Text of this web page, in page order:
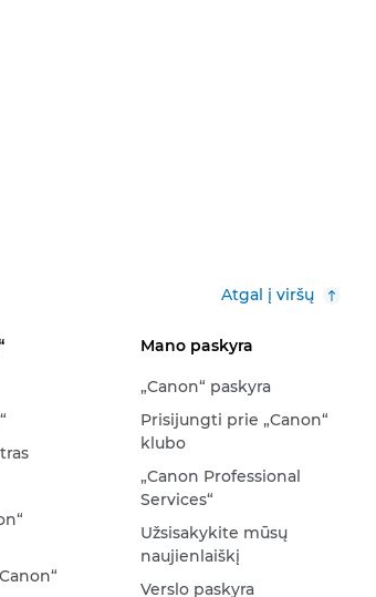
Atgal į viršų
Mano paskyra
„Canon“ paskyra
Prisijungti prie „Canon“
klubo
„Canon Professional
Services“
Užsisakykite mūsų
naujienlaiškį
Verslo paskyra